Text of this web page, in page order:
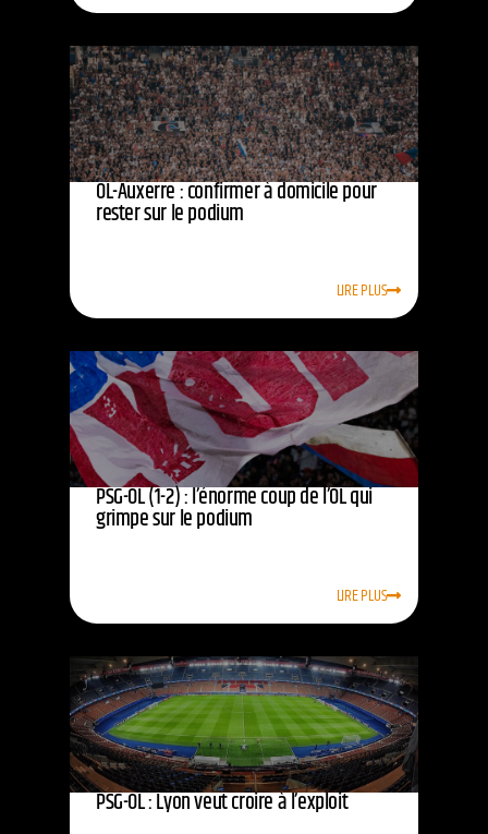
OL-Auxerre : confirmer à domicile pour
rester sur le podium
LIRE PLUS
PSG-OL (1-2) : l’énorme coup de l’OL qui
grimpe sur le podium
LIRE PLUS
PSG-OL : Lyon veut croire à l’exploit